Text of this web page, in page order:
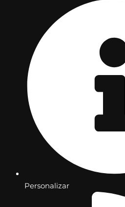
Personalizar